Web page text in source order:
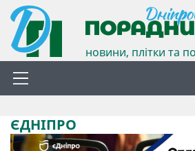
новини, плітки та
ЄДНІПРО